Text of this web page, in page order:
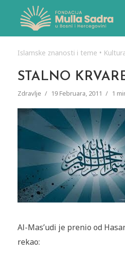
Islamske znanosti i teme •
STALNO
Zdravlje 19 Februara, 2011 1
Al-Mas’udi je prenio od
rekao: